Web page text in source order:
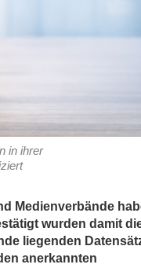
in ihrer
Medienverbände
wurden damit
liegenden
anerkannten